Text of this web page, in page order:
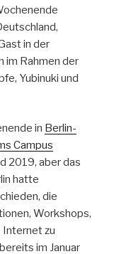
in der
im Rahmen der
Yubinuki und
in Berlin-
Campus
2019, aber das
hatte
die
Workshops,
Internet zu
im Januar